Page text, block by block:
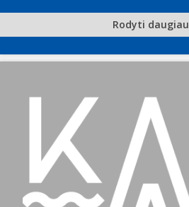
Rodyti daugiau